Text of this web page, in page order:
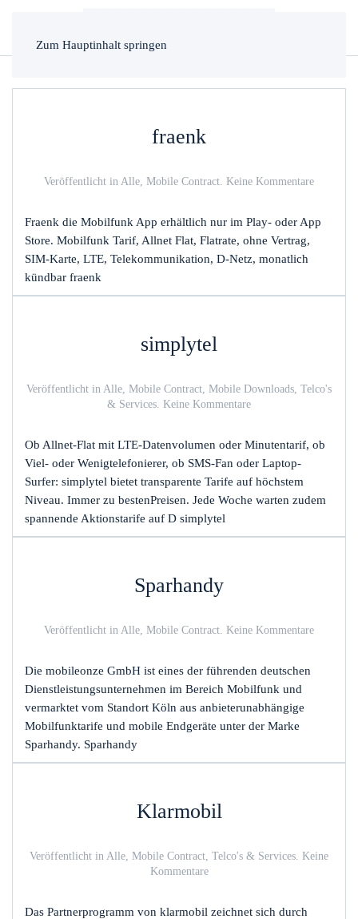
Zum Hauptinhalt springen
fraenk
Veröffentlicht in Alle, Mobile Contract. Keine Kommentarezu
Fraenk die Mobilfunk App erhältlich nur im Play- oder App
Store. Mobilfunk Tarif, Allnet Flat, Flatrate, ohne Vertrag,
SIM-Karte, LTE, Telekommunikation, D-Netz, monatlich
kündbar fraenk
simplytel
Veröffentlicht in Alle, Mobile Contract, Mobile Downloads, Telco's
& Services. Keine Kommentarezu
Ob Allnet-Flat mit LTE-Datenvolumen oder Minutentarif, ob
Viel- oder Wenigtelefonierer, ob SMS-Fan oder Laptop-
Surfer: simplytel bietet transparente Tarife auf höchstem
Niveau. Immer zu bestenPreisen. Jede Woche warten zudem
spannende Aktionstarife auf D simplytel
Sparhandy
Veröffentlicht in Alle, Mobile Contract. Keine Kommentarezu
Die mobileonze GmbH ist eines der führenden deutschen
Dienstleistungsunternehmen im Bereich Mobilfunk und
vermarktet vom Standort Köln aus anbieterunabhängige
Mobilfunktarife und mobile Endgeräte unter der Marke
Sparhandy. Sparhandy
Klarmobil
Veröffentlicht in Alle, Mobile Contract, Telco's & Services. Keine
Kommentarezu
Das Partnerprogramm von klarmobil zeichnet sich durch